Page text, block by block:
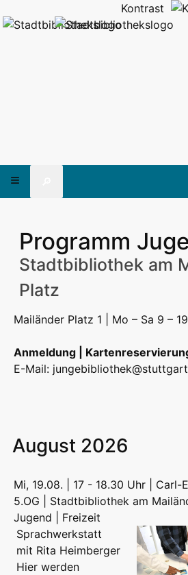
Kontrast
Programm
Stadtbibliothek am
Platz
Mailänder Platz 1 | Mo – Sa 9 –
Anmeldung |
E-Mail:
August 2026
Mi, 19.08. | 17 - 18.30 Uhr | Carl-
5.OG | Stadtbibliothek am
Jugend | Freizeit
Sprachwerkstatt
mit Rita Heimberger
Hier werden